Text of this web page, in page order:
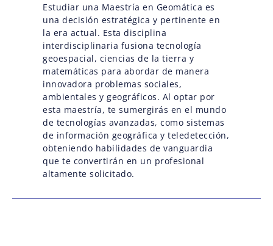
Estudiar una Maestría en Geomática es
una decisión estratégica y pertinente en
la era actual. Esta disciplina
interdisciplinaria fusiona tecnología
geoespacial, ciencias de la tierra y
matemáticas para abordar de manera
innovadora problemas sociales,
ambientales y geográficos. Al optar por
esta maestría, te sumergirás en el mundo
de tecnologías avanzadas, como sistemas
de información geográfica y teledetección,
obteniendo habilidades de vanguardia
que te convertirán en un profesional
altamente solicitado.